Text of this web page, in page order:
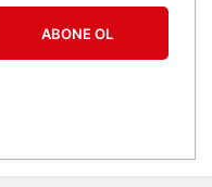
ABONE OL